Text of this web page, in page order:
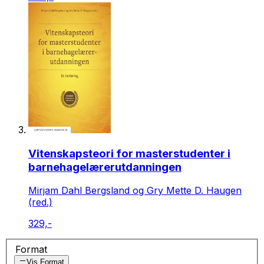
Vitenskapsteori for masterstudenter i
barnehagelærerutdanningen
Mirjam Dahl Bergsland og Gry Mette D. Haugen
(red.)
329,-
Format
Vis Format